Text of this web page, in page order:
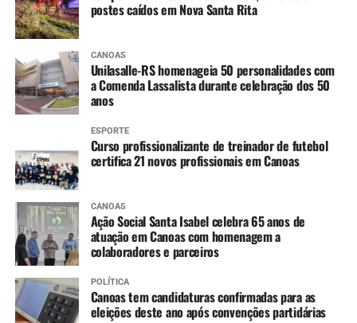
postes caídos em Nova Santa Rita
CANOAS
Unilasalle-RS homenageia 50 personalidades com
a Comenda Lassalista durante celebração dos 50
anos
ESPORTE
Curso profissionalizante de treinador de futebol
certifica 21 novos profissionais em Canoas
CANOAS
Ação Social Santa Isabel celebra 65 anos de
atuação em Canoas com homenagem a
colaboradores e parceiros
POLÍTICA
Canoas tem candidaturas confirmadas para as
eleições deste ano após convenções partidárias